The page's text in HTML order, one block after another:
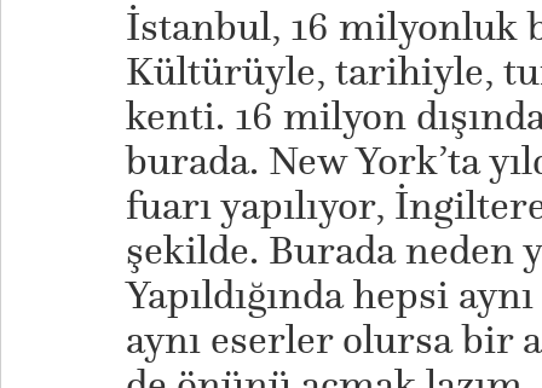
İstanbul, 16 milyonluk
Kültürüyle, tarihiyle,
kenti. 16 milyon
burada. New York’ta
fuarı yapılıyor,
şekilde. Burada neden
Yapıldığında hepsi
aynı eserler olursa bir